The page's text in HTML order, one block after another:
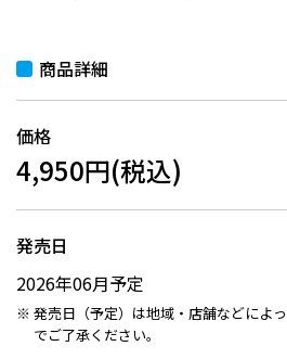
商品詳細
価格
4,950円(税込)
発売日
2026年06月予定
発売日（予定）は地域・店舗などによ
でご了承ください。